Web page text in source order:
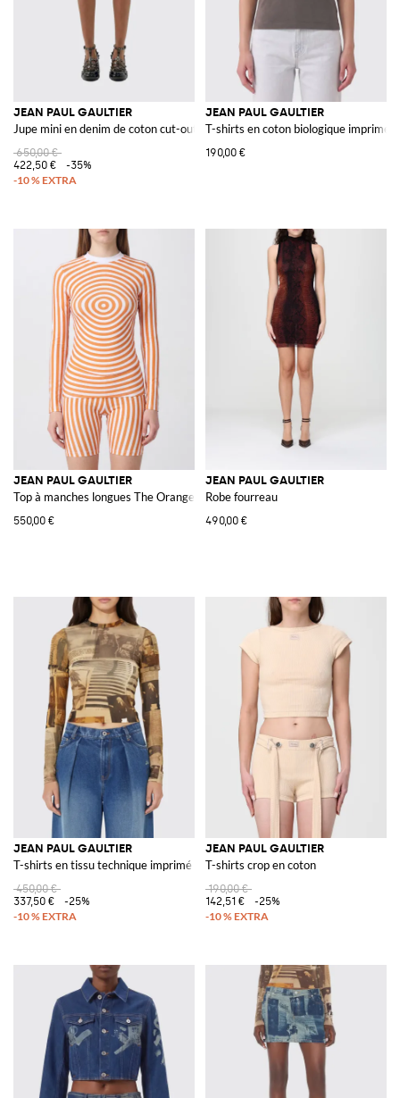
JEAN PAUL GAULTIER
Jupe mini en denim de coton cut-out
650,00 €
422,50 €
-35%
JEAN PAUL GAULTIER
T-shirts en coton biologique imprimé
190,00 €
JEAN PAUL GAULTIER
Top à manches longues The Orange Target à imprimé optique
550,00 €
JEAN PAUL GAULTIER
Robe fourreau
490,00 €
JEAN PAUL GAULTIER
T-shirts en tissu technique imprimé
450,00 €
337,50 €
-25%
JEAN PAUL GAULTIER
T-shirts crop en coton
190,00 €
142,51 €
-25%